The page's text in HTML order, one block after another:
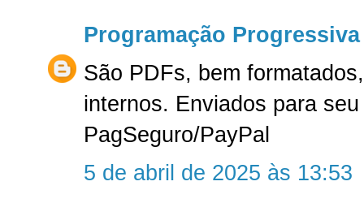
Programação Progressiva
São PDFs, bem
internos. Enviados para
PagSeguro/PayPal
5 de abril de 2025 às 13:53